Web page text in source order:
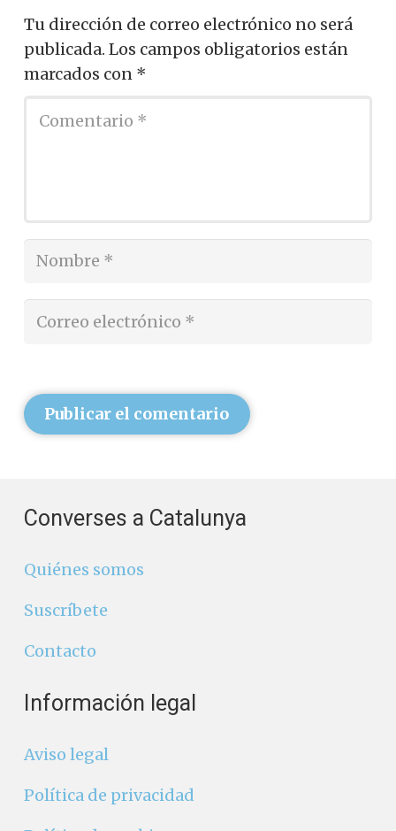
Tu dirección de correo electrónico no será
publicada. Los campos obligatorios están
marcados con *
Publicar el comentario
Converses a Catalunya
Quiénes somos
Suscríbete
Contacto
Información legal
Aviso legal
Política de privacidad